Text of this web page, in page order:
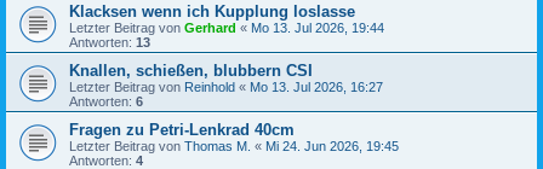
Klacksen wenn ich Kupplung loslasse
Letzter Beitrag von Gerhard « Mo 13. Jul 2026, 19:44
Antworten: 13
Knallen, schießen, blubbern CSI
Letzter Beitrag von Reinhold « Mo 13. Jul 2026, 16:27
Antworten: 6
Fragen zu Petri-Lenkrad 40cm
Letzter Beitrag von Thomas M. « Mi 24. Jun 2026, 19:45
Antworten: 4